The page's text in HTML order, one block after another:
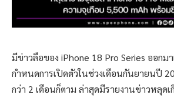
มีข่าวลือของ iPhone 18 Pro Series ออกม
กำหนดการเปิดตัวในช่วงเดือนกันยายนปี
กว่า 2 เดือนก็ตาม ล่าสุดมีรายงานข่าวหลุดเ